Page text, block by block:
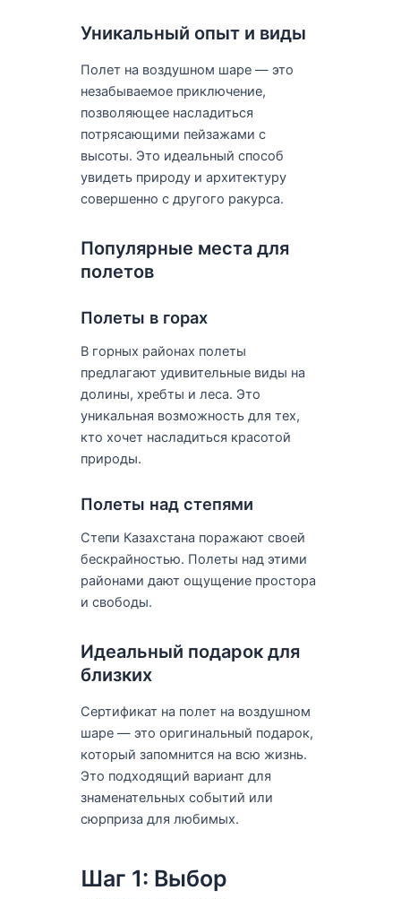
Уникальный опыт и виды
Полет на воздушном шаре — это
незабываемое приключение,
позволяющее насладиться
потрясающими пейзажами с
высоты. Это идеальный способ
увидеть природу и архитектуру
совершенно с другого ракурса.
Популярные места для
полетов
Полеты в горах
В горных районах полеты
предлагают удивительные виды на
долины, хребты и леса. Это
уникальная возможность для тех,
кто хочет насладиться красотой
природы.
Полеты над степями
Степи Казахстана поражают своей
бескрайностью. Полеты над этими
районами дают ощущение простора
и свободы.
Идеальный подарок для
близких
Сертификат на полет на воздушном
шаре — это оригинальный подарок,
который запомнится на всю жизнь.
Это подходящий вариант для
знаменательных событий или
сюрприза для любимых.
Шаг 1: Выбор